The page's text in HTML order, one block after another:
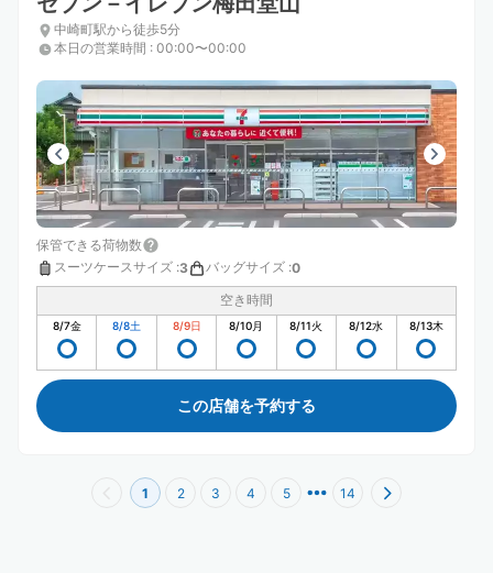
中崎町駅から徒歩5分
本日の営業時間 : 00:00〜00:00
保管できる荷物数
スーツケースサイズ :3 バッグサイズ :0
空き時間
8/7金 8/8土 8/9日 8/10月 8/11火 8/12水 8/13木
この店舗を予約する
1 2 3 4 5 14